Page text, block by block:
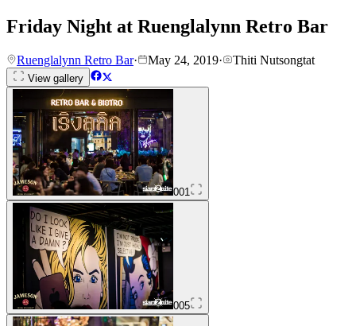
Friday Night at Ruenglalynn Retro Bar
Ruenglalynn Retro Bar· May 24, 2019· Thiti Nutsongtat
View gallery
001
005